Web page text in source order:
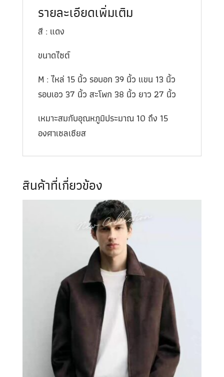
รายละเอียดเพิ่มเติม
สี : แดง
ขนาดไซต์
M : ไหล่ 15 นิ้ว รอบอก 39 นิ้ว แขน 13 นิ้ว
รอบเอว 37 นิ้ว สะโพก 38 นิ้ว ยาว 27 นิ้ว
เหมาะสมกับอุณหภูมิประมาณ 10 ถึง 15
องศาเซลเซียส
สินค้าที่เกี่ยวข้อง